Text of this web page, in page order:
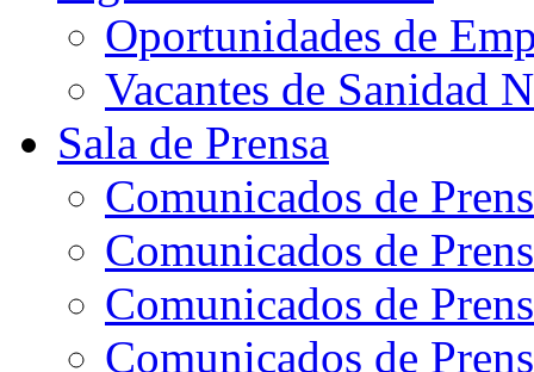
Oportunidades de
Vacantes de Sanidad
Sala de Prensa
Comunicados de
Comunicados de
Comunicados de
Comunicados de